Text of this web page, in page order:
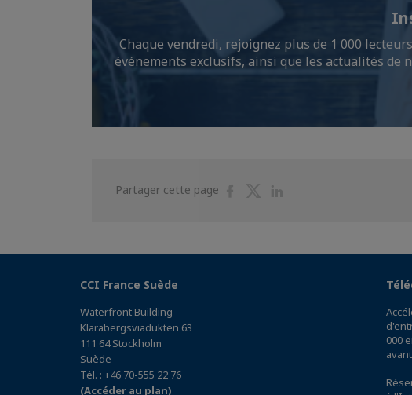
Chaque vendredi, rejoignez plus de 1 000
événements exclusifs, ainsi que les actualités de
Partager cette page
PartagerPartager
CCI France Suède
Waterfront Building
Klarabergsviadukten 63
111 64 Stockholm
Suède
Tél. : +46 70-555 22 76
(Accéder au plan)
000